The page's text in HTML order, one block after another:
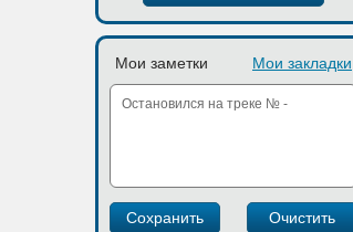
Мои заметки Мои закладки